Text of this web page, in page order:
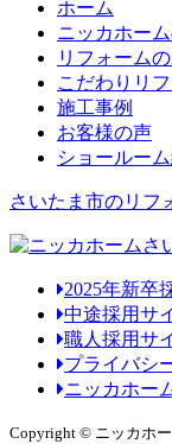
ホーム
ニッカホー
リフォーム
こだわりリ
施工事例
お客様の声
ショールー
さいたま市のリフ
2025年新卒
中途採用サ
職人採用サ
プライバシ
ニッカホー
Copyright © ニッカホ